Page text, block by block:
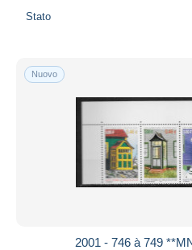
Stato
Nuovo
2001 - 746 à 749